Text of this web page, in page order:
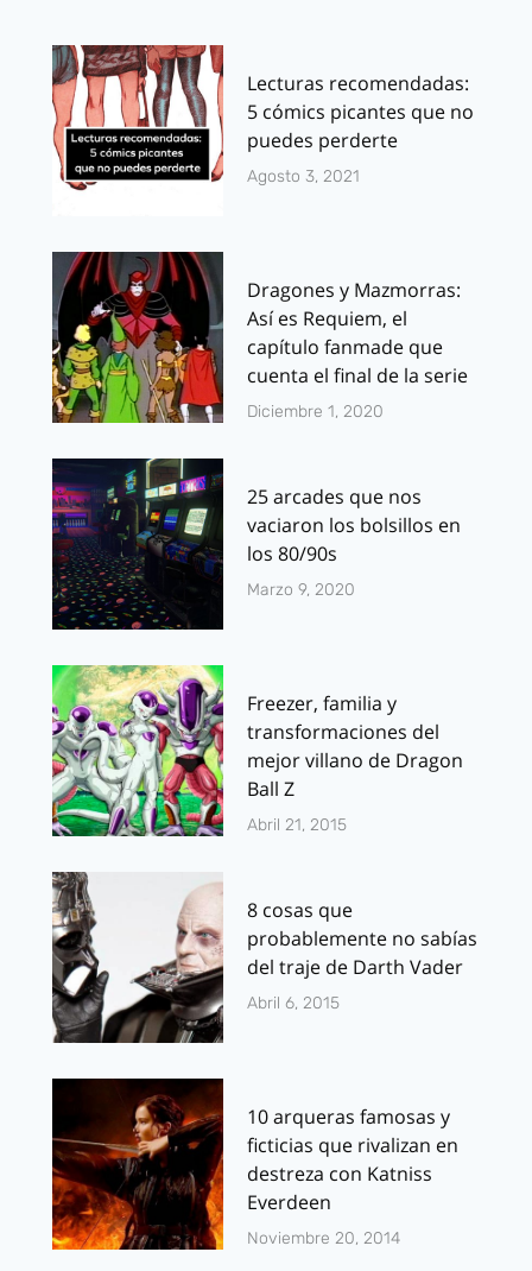
Lecturas recomendadas:
5 cómics picantes que no
puedes perderte
Agosto 3, 2021
Dragones y Mazmorras:
Así es Requiem, el
capítulo fanmade que
cuenta el final de la serie
Diciembre 1, 2020
25 arcades que nos
vaciaron los bolsillos en
los 80/90s
Marzo 9, 2020
Freezer, familia y
transformaciones del
mejor villano de Dragon
Ball Z
Abril 21, 2015
8 cosas que
probablemente no sabías
del traje de Darth Vader
Abril 6, 2015
10 arqueras famosas y
ficticias que rivalizan en
destreza con Katniss
Everdeen
Noviembre 20, 2014